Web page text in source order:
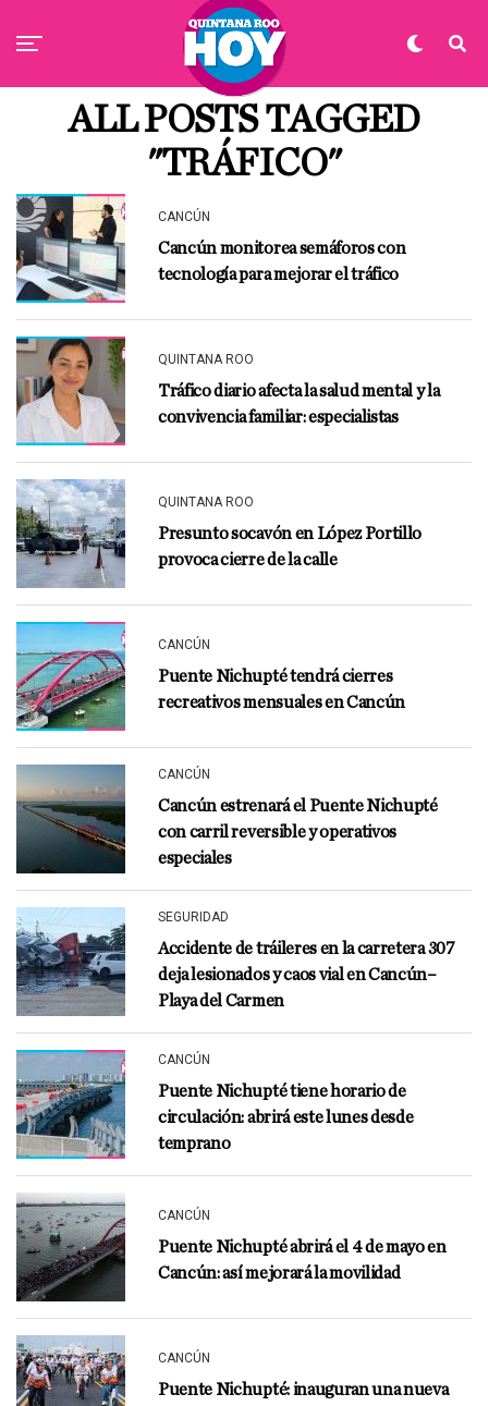
ALL POSTS TAGGED
"TRÁFICO"
CANCÚN
Cancún monitorea semáforos con
tecnología para mejorar el tráfico
QUINTANA ROO
Tráfico diario afecta la salud mental y la
convivencia familiar: especialistas
QUINTANA ROO
Presunto socavón en López Portillo
provoca cierre de la calle
CANCÚN
Puente Nichupté tendrá cierres
recreativos mensuales en Cancún
CANCÚN
Cancún estrenará el Puente Nichupté
con carril reversible y operativos
especiales
SEGURIDAD
Accidente de tráileres en la carretera 307
deja lesionados y caos vial en Cancún–
Playa del Carmen
CANCÚN
Puente Nichupté tiene horario de
circulación: abrirá este lunes desde
temprano
CANCÚN
Puente Nichupté abrirá el 4 de mayo en
Cancún: así mejorará la movilidad
CANCÚN
Puente Nichupté: inauguran una nueva